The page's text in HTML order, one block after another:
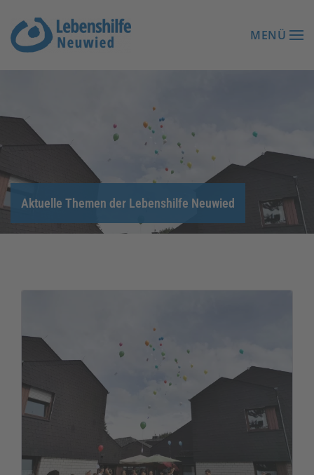
Zum Hauptinhalt springen MENÜ
Aktuelle Themen der Lebenshilfe Neuwied